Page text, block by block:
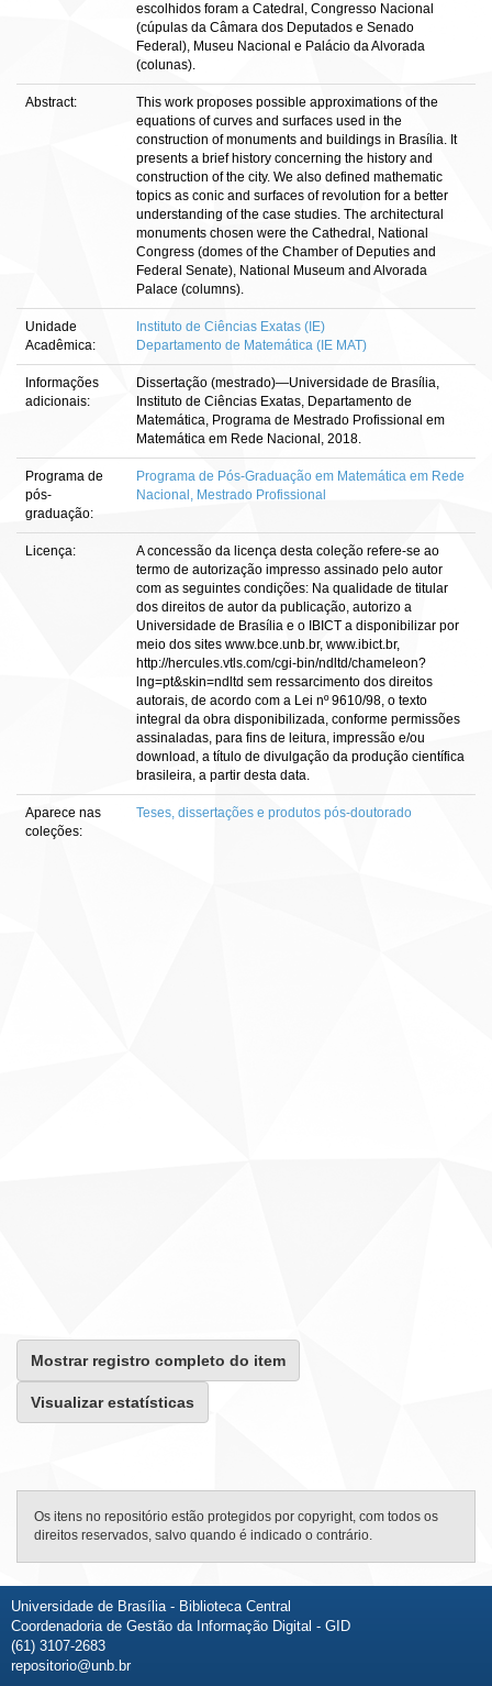
escolhidos foram a Catedral, Congresso Nacional
(cúpulas da Câmara dos Deputados e Senado
Federal), Museu Nacional e Palácio da Alvorada
(colunas).
Abstract:
This work proposes possible approximations of the
equations of curves and surfaces used in the
construction of monuments and buildings in Brasília. It
presents a brief history concerning the history and
construction of the city. We also defined mathematic
topics as conic and surfaces of revolution for a better
understanding of the case studies. The architectural
monuments chosen were the Cathedral, National
Congress (domes of the Chamber of Deputies and
Federal Senate), National Museum and Alvorada
Palace (columns).
Unidade
Acadêmica:
Instituto de Ciências Exatas (IE)
Departamento de Matemática (IE MAT)
Informações
adicionais:
Dissertação (mestrado)—Universidade de Brasília,
Instituto de Ciências Exatas, Departamento de
Matemática, Programa de Mestrado Profissional em
Matemática em Rede Nacional, 2018.
Programa de
pós-
graduação:
Programa de Pós-Graduação em Matemática em Rede
Nacional, Mestrado Profissional
Licença:
A concessão da licença desta coleção refere-se ao
termo de autorização impresso assinado pelo autor
com as seguintes condições: Na qualidade de titular
dos direitos de autor da publicação, autorizo a
Universidade de Brasília e o IBICT a disponibilizar por
meio dos sites www.bce.unb.br, www.ibict.br,
http://hercules.vtls.com/cgi-bin/ndltd/chameleon?
lng=pt&skin=ndltd sem ressarcimento dos direitos
autorais, de acordo com a Lei nº 9610/98, o texto
integral da obra disponibilizada, conforme permissões
assinaladas, para fins de leitura, impressão e/ou
download, a título de divulgação da produção científica
brasileira, a partir desta data.
Aparece nas
coleções:
Teses, dissertações e produtos pós-doutorado
Mostrar registro completo do item
Visualizar estatísticas
Os itens no repositório estão protegidos por copyright, com todos os
direitos reservados, salvo quando é indicado o contrário.
Universidade de Brasília - Biblioteca Central
Coordenadoria de Gestão da Informação Digital - GID
(61) 3107-2683
repositorio@unb.br